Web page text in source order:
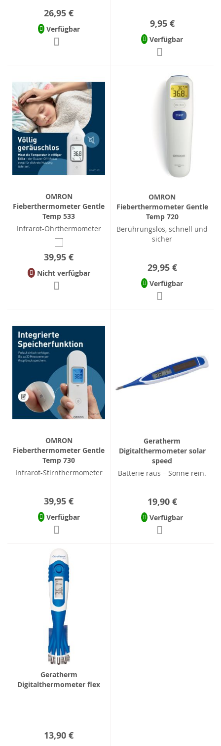
26,95 €
Verfügbar 9,95 €
Verfügbar
OMRON
Fieberthermometer Gentle
Temp 533
Infrarot-Ohrthermometer
39,95 €
Nicht verfügbar
OMRON
Fieberthermometer Gentle
Temp 720
Berührungslos, schnell und
sicher
29,95 €
Verfügbar
OMRON
Fieberthermometer Gentle
Temp 730
Infrarot-Stirnthermometer
39,95 €
Verfügbar
Geratherm
Digitalthermometer solar
speed
Batterie raus – Sonne rein.
19,90 €
Verfügbar
Geratherm
Digitalthermometer flex
13,90 €